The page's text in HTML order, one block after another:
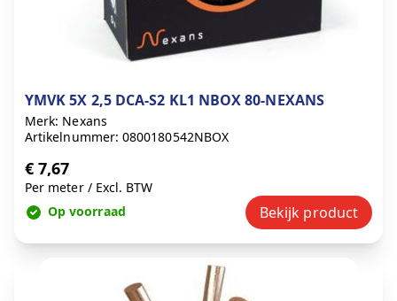
YMVK 5X 2,5 DCA-S2 KL1 NBOX 80-NEXANS
Merk: Nexans
Artikelnummer: 0800180542NBOX
€ 7,67
Per meter/ Excl. BTW
Op voorraad
Bekijk product